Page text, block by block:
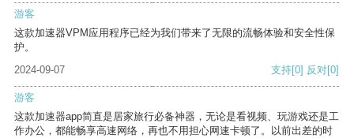
游客
这款加速器VPM应用程序已经为我们带来了无限的流畅体验和安全性保
护。
2024-09-07
支持[0] 反对[0]
游客
这款加速器app简直是居家旅行必备神器，无论是看视频、玩游戏还是工
作办公，都能畅享高速网络，再也不用担心网速卡顿了。以前出差的时